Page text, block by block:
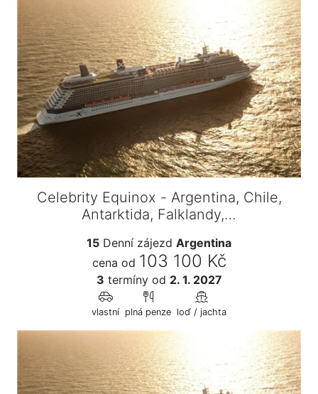
Celebrity Equinox - Argentina, Chile,
Antarktida, Falklandy,…
15 Denní zájezd Argentina
cena od 103 100 Kč
3 termínyod 2. 1. 2027
vlastní plná penze loď / jachta